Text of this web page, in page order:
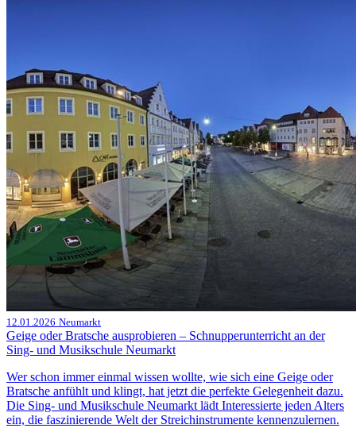
12.01.2026 Neumarkt
Geige oder Bratsche ausprobieren – Schnupperunterricht an der
Sing- und Musikschule Neumarkt
Wer schon immer einmal wissen wollte, wie sich eine Geige oder
Bratsche anfühlt und klingt, hat jetzt die perfekte Gelegenheit dazu.
Die Sing- und Musikschule Neumarkt lädt Interessierte jeden Alters
ein, die faszinierende Welt der Streichinstrumente kennenzulernen.